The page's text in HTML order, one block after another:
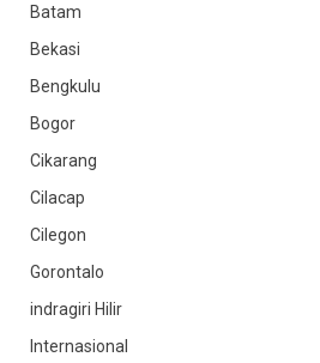
Batam
Bekasi
Bengkulu
Bogor
Cikarang
Cilacap
Cilegon
Gorontalo
indragiri Hilir
Internasional